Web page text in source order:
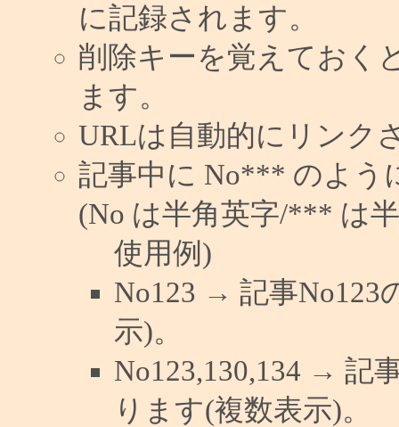
に記録されます。
削除キーを覚えておく
ます。
URLは自動的にリンク
記事中に No*** のよう
(No は半角英字/*** は
使用例)
No123 → 記事No123
示)。
No123,130,134 → 記
ります(複数表示)。